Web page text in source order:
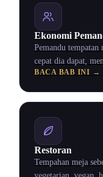
Ekonomi
Pemandu tempatan
cepat dia dapat,
BACA BAB INI →
Restoran
Tempahan meja